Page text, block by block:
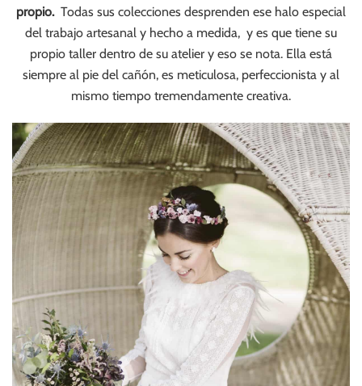
propio.Todas sus colecciones desprenden ese halo especial
del trabajo artesanal y hecho a medida, y es que tiene su
propio taller dentro de su atelier y eso se nota. Ella está
siempre al pie del cañón, es meticulosa, perfeccionista y al
mismo tiempo tremendamente creativa.